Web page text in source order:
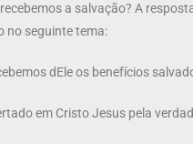
a salvação? A
no seguinte tema:
dEle os benefícios
em Cristo Jesus pela